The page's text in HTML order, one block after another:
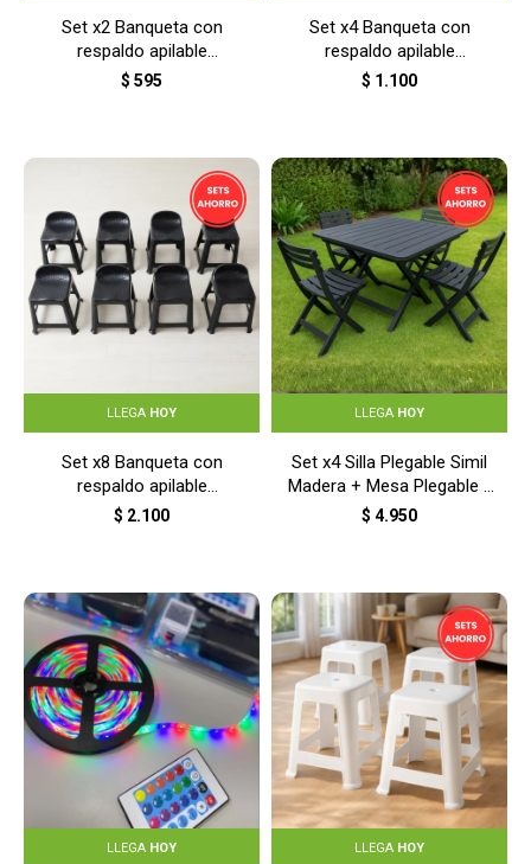
Set x2 Banqueta con
respaldo apilable
resistente - NEGRO
$ 595
Set x4 Banqueta con
respaldo apilable
resistente - NEGRO
$ 1.100
LLEGA HOY
Set x8 Banqueta con
respaldo apilable
resistente - NEGRO
$ 2.100
LLEGA HOY
Set x4 Silla Plegable Simil
Madera + Mesa Plegable -
NEGRO
$ 4.950
LLEGA HOY LLEGA HOY